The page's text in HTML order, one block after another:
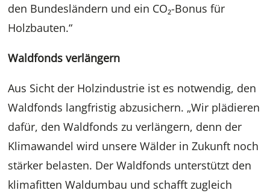
den Bundesländern und ein CO₂-Bonus für
Holzbauten.“
Waldfonds verlängern
Aus Sicht der Holzindustrie ist es notwendig, den
Waldfonds langfristig abzusichern. „Wir plädieren
dafür, den Waldfonds zu verlängern, denn der
Klimawandel wird unsere Wälder in Zukunft noch
stärker belasten. Der Waldfonds unterstützt den
klimafitten Waldumbau und schafft zugleich